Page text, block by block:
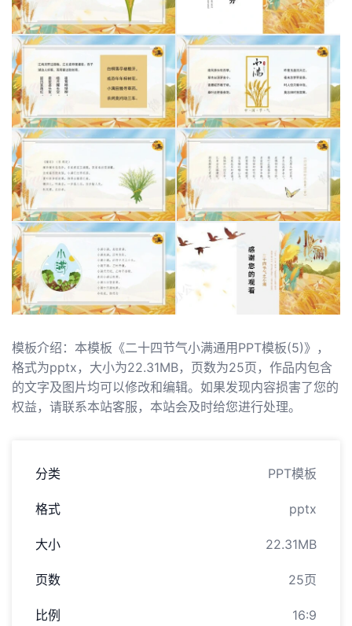
模板介绍：本模板《二十四节气小满通用PPT模板(5)》，
格式为pptx，大小为22.31MB，页数为25页，作品内包含
的文字及图片均可以修改和编辑。如果发现内容损害了您的
权益，请联系本站客服，本站会及时给您进行处理。
分类 PPT模板
格式 pptx
大小 22.31MB
页数 25页
比例 16:9